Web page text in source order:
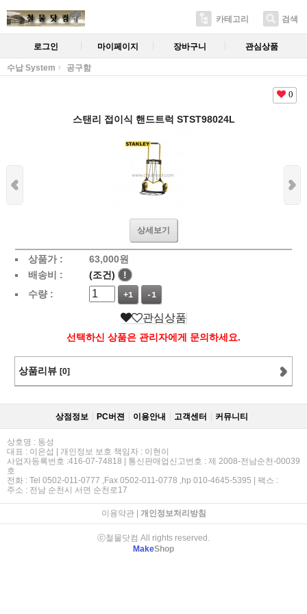
카테고리 검색
로그인 마이페이지 장바구니 관심상품
수납 System 공구함
0
스탠리 접이식 핸드트럭 STST98024L
상세보기
상품가 : 63,000원
배송비 :
(조건)
!
수량 :
+1 -1
관심상품
선택하신 상품은 관리자에게 문의하세요.
상품리뷰 [0]
상점정보 PC버젼 이용안내 고객센터 커뮤니티
상호명 : 동성
대표 : 이은섭 | 개인정보 보호 책임자 : 이현이
사업자등록번호 :416-07-74818 | 통신판매업신고번호 : 제 2008-전남순천-00039
호
전화 : Tel 0502-011-0777 ,Fax 0502-011-0778 ,hp 010-4645-5395 | 팩스 :
주소 : 전남 순천시 서면 순천로17
이용약관| 개인정보처리방침
ⓒ철물닷컴 All rights reserved.
MakeShop